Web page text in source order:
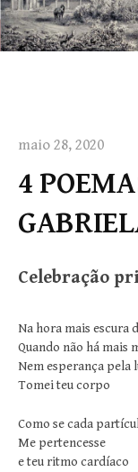
maio 28, 2020
4
Celebração
Na hora mais escura
Quando não há mais
Nem esperança pela
Tomei teu corpo
Como se cada
Me pertencesse
e teu ritmo cardíaco